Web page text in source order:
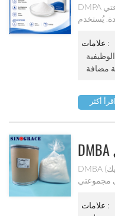
DMPA مركب بلوري أبيض يحتوي على مجموعتي
يُستخدم
مما يساعد
قابلية
علامات :
الوظيفية
مضافة
اقرأ أكثر
DMBA حمض ثنائي ميثيلول
محب
للماء
DMBA (حمض ثنائي ميثيلول بيوتانيك) هو حمض
مجموعتي
على
علامات :